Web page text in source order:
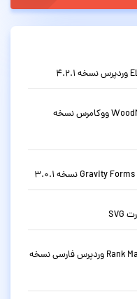
قالب فروشگاهی چندمنظوره وودمارت WoodMart ووکامرس نسخه
دانلود افزونه سئو حرفه ای رنک مث Rank Math Pro وردپرس فارسی نسخه